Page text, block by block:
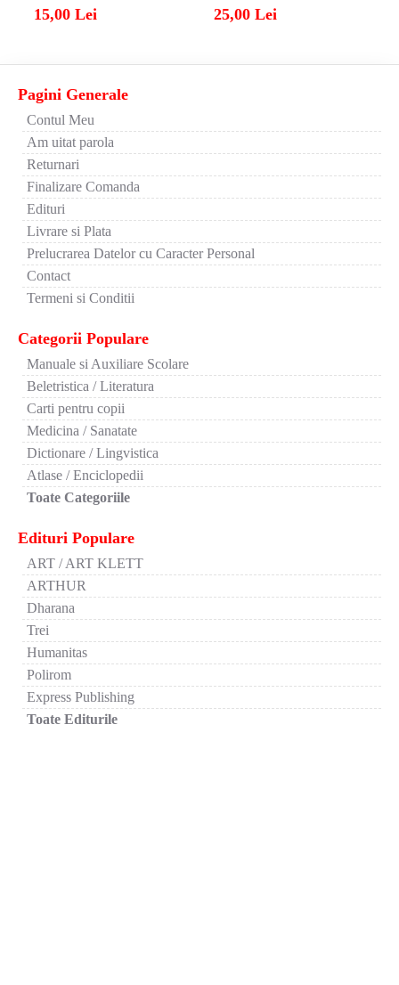
15,00 Lei 25,00 Lei
Pagini Generale
Contul Meu
Am uitat parola
Returnari
Finalizare Comanda
Edituri
Livrare si Plata
Prelucrarea Datelor cu Caracter Personal
Contact
Termeni si Conditii
Categorii Populare
Manuale si Auxiliare Scolare
Beletristica / Literatura
Carti pentru copii
Medicina / Sanatate
Dictionare / Lingvistica
Atlase / Enciclopedii
Toate Categoriile
Edituri Populare
ART / ART KLETT
ARTHUR
Dharana
Trei
Humanitas
Polirom
Express Publishing
Toate Editurile